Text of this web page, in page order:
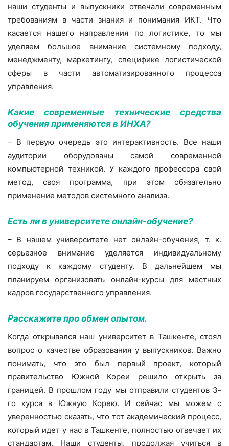
наши студенты и выпускники отвечали современным
требованиям в части знания и понимания ИКТ. Что
касается нашего направления по логистике, то мы
уделяем большое внимание системному подходу,
менеджменту, маркетингу, специфике логистической
сферы в части автоматизированного процесса
управления.
Какие современные технические средства
обучения применяются в ИНХА?
– В первую очередь это интерактивность. Все наши
аудитории оборудованы самой современной
компьютерной техникой. У каждого профессора свой
метод, своя программа, при этом обязательно
применение методов системного анализа.
Есть ли в университете онлайн-обучение?
– В нашем университете нет онлайн-обучения, т. к.
серьезное внимание уделяется индивидуальному
подходу к каждому студенту. В дальнейшем мы
планируем организовать онлайн-курсы для местных
кадров государственного управления.
Расскажите про обмен опытом.
Когда открывался наш университет в Ташкенте, стоял
вопрос о качестве образования у выпускников. Важно
понимать, что это был первый проект, который
правительство Южной Кореи решило открыть за
границей. В прошлом году мы отправили студентов 3-
го курса в Южную Корею. И сейчас мы можем с
уверенностью сказать, что тот академический процесс,
который идет у нас в Ташкенте, полностью отвечает их
стандартам. Наши студенты, продолжая учиться в